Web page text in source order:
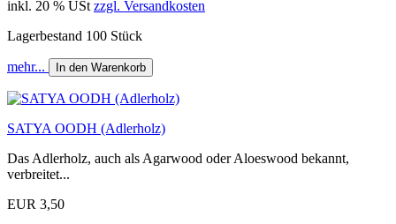
inkl. 20 % USt zzgl. Versandkosten
Lagerbestand 100 Stück
mehr... In den Warenkorb
SATYA OODH (Adlerholz)
Das Adlerholz, auch als Agarwood oder Aloeswood bekannt,
verbreitet...
EUR 3,50